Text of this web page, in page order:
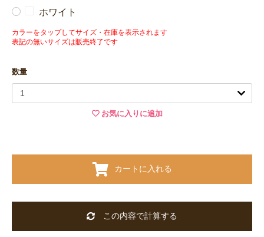
ホワイト
カラーをタップしてサイズ・在庫を表示されます
表記の無いサイズは販売終了です
数量
お気に入りに追加
カートに入れる
この内容で計算する